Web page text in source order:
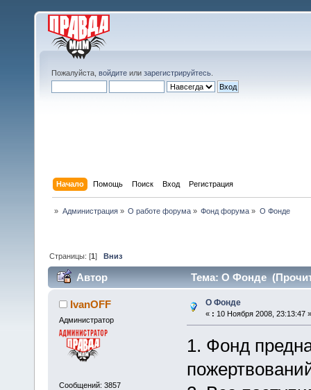
Пожалуйста, войдите или зарегистрируйтесь
Начало Помощь Поиск Вход Регистрация
» Администрация» О работе форума» Фонд форума » О Фонде
Страницы: [1]Вниз
Автор Тема: О Фонде
IvanOFF
Администратор
Сообщений: 3857
О Фонде
« : 10 Ноября 2008, 23:13:47 »
1. Фонд